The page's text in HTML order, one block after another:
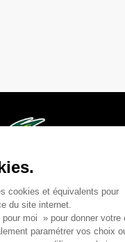
ET
cookies et équivalents pour
du site internet.
moi » pour donner votre
paramétrer vos choix